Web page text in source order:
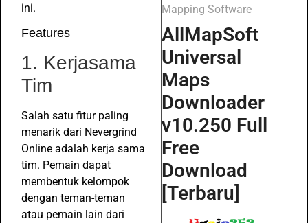
ini.
Features
1. Kerjasama
Tim
Salah satu fitur paling
menarik dari Nevergrind
Online adalah kerja sama
tim. Pemain dapat
membentuk kelompok
dengan teman-teman
atau pemain lain dari
Mapping Software
AllMapSoft
Universal
Maps
Downloader
v10.250 Full
Free
Download
[Terbaru]